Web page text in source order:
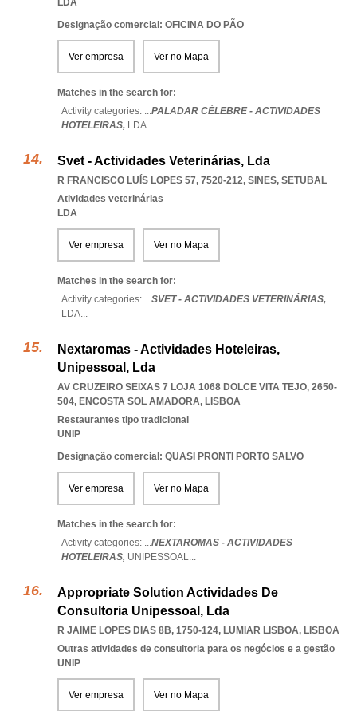
LDA
Designação comercial: OFICINA DO PÃO
Ver empresa Ver no Mapa
Matches in the search for:
Activity categories: ...PALADAR CÉLEBRE - ACTIVIDADES
HOTELEIRAS, LDA...
Svet - Actividades Veterinárias, Lda
R FRANCISCO LUÍS LOPES 57, 7520-212, SINES, SETUBAL
Atividades veterinárias
LDA
Ver empresa Ver no Mapa
Matches in the search for:
Activity categories: ...SVET - ACTIVIDADES VETERINÁRIAS,
LDA...
Nextaromas - Actividades Hoteleiras,
Unipessoal, Lda
AV CRUZEIRO SEIXAS 7 LOJA 1068 DOLCE VITA TEJO, 2650-
504, ENCOSTA SOL AMADORA, LISBOA
Restaurantes tipo tradicional
UNIP
Designação comercial: QUASI PRONTI PORTO SALVO
Ver empresa Ver no Mapa
Matches in the search for:
Activity categories: ...NEXTAROMAS - ACTIVIDADES
HOTELEIRAS, UNIPESSOAL...
Appropriate Solution Actividades De
Consultoria Unipessoal, Lda
R JAIME LOPES DIAS 8B, 1750-124, LUMIAR LISBOA, LISBOA
Outras atividades de consultoria para os negócios e a gestão
UNIP
Ver empresa Ver no Mapa